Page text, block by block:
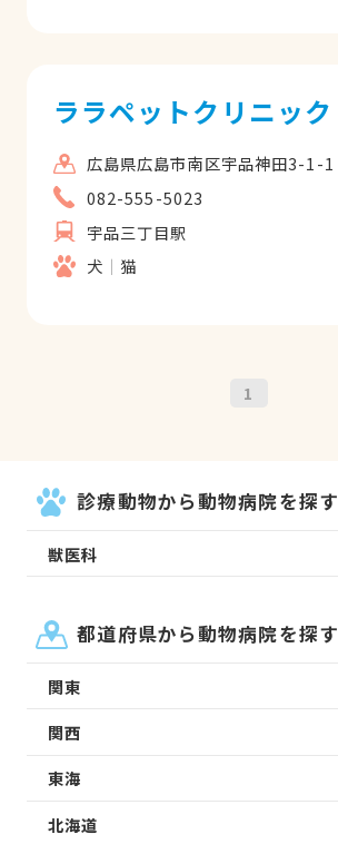
ララペットクリニック
広島県広島市南区宇品神田3-1-1
082-555-5023
宇品三丁目駅
犬
猫
1
診療動物から動物病院を探す
獣医科
都道府県から動物病院を探す
関東
関西
東海
北海道